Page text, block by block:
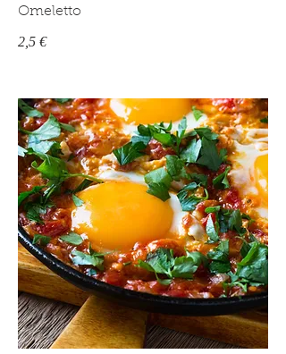
Omeletto
2,5 €